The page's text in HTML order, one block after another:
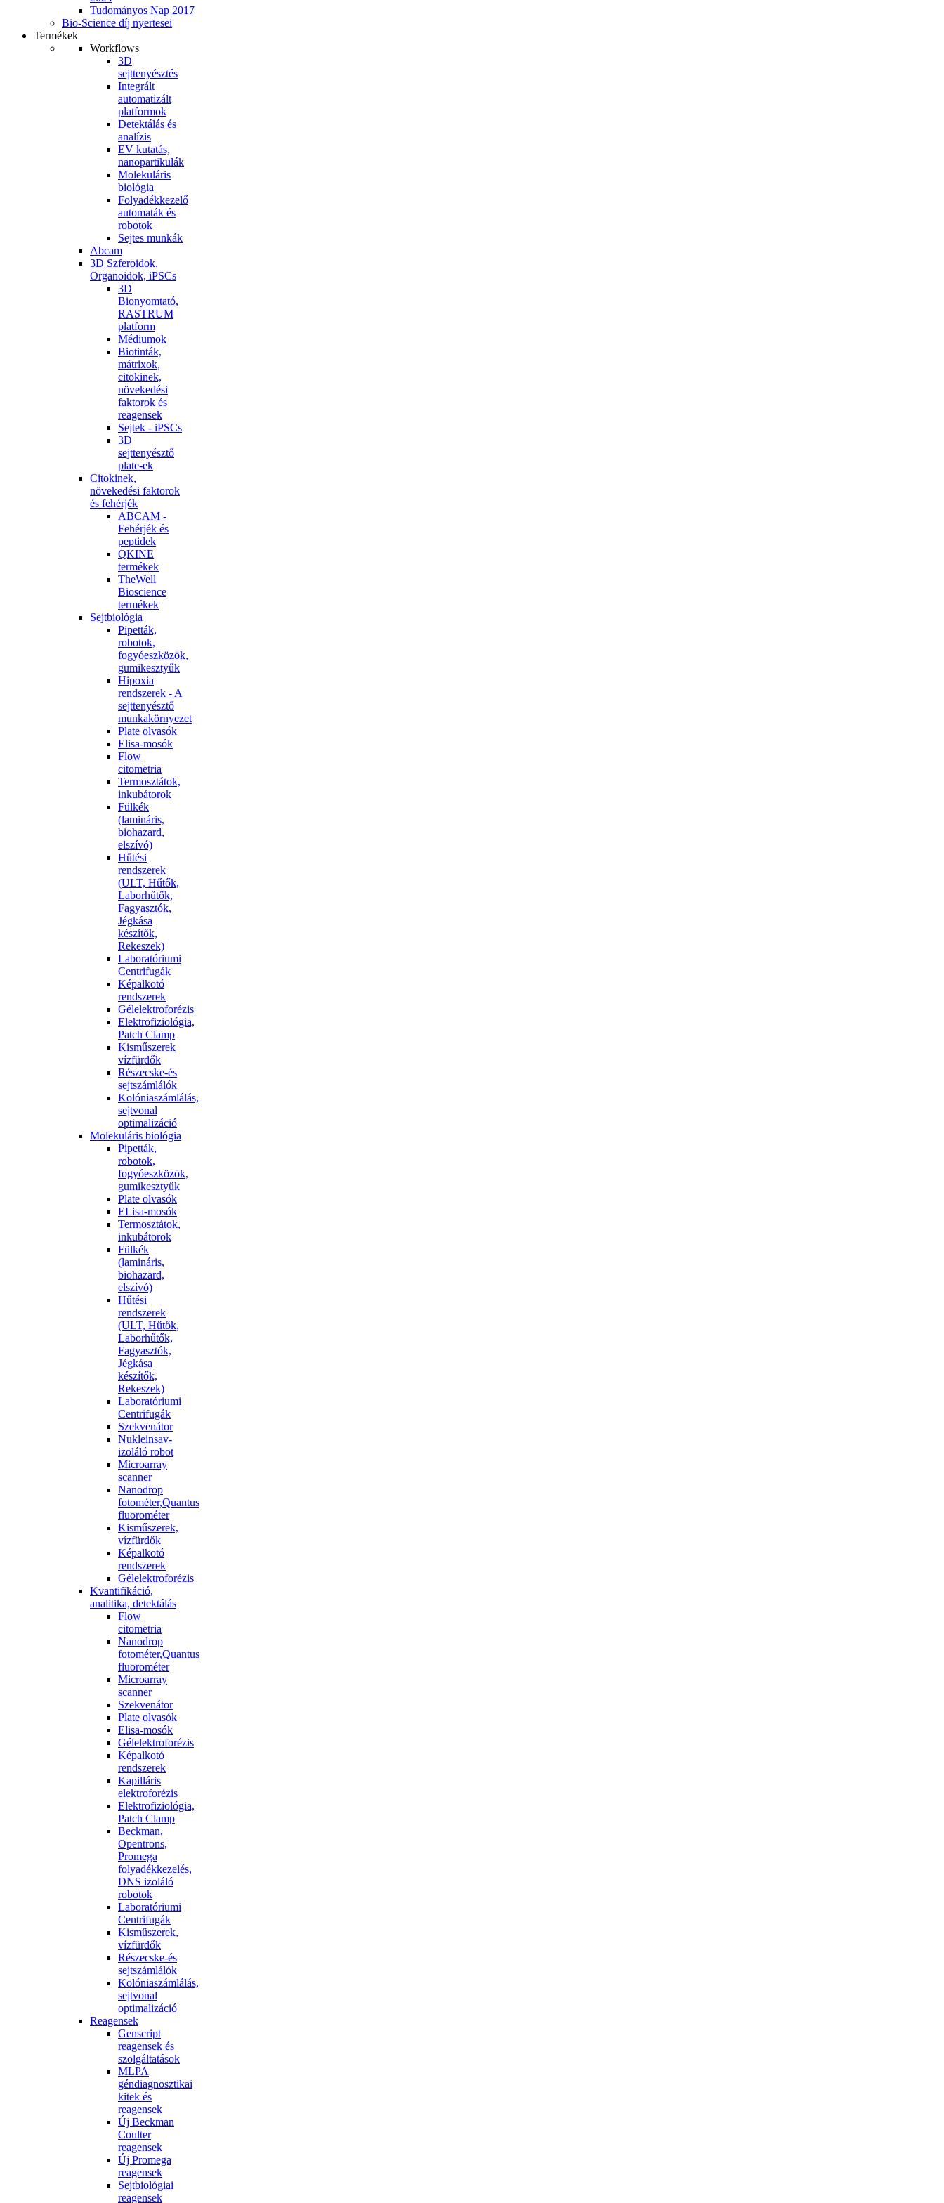
Tudományos Nap 2017
Bio-Science díj nyertesei
Termékek
Workflows
3D
sejttenyésztés
Integrált
automatizált
platformok
Detektálás és
analízis
EV kutatás,
nanopartikulák
Molekuláris
biológia
Folyadékkezelő
automaták és
robotok
Sejtes munkák
Abcam
3D Szferoidok,
Organoidok, iPSCs
3D
Bionyomtató,
RASTRUM
platform
Médiumok
Biotinták,
mátrixok,
citokinek,
növekedési
faktorok és
reagensek
Sejtek - iPSCs
3D
sejttenyésztő
plate-ek
Citokinek,
növekedési faktorok
és fehérjék
ABCAM -
Fehérjék és
peptidek
QKINE
termékek
TheWell
Bioscience
termékek
Sejtbiológia
Pipetták,
robotok,
fogyóeszközök,
gumikesztyűk
Hipoxia
rendszerek - A
sejttenyésztő
munkakörnyezet
Plate olvasók
Elisa-mosók
Flow
citometria
Termosztátok,
inkubátorok
Fülkék
(lamináris,
biohazard,
elszívó)
Hűtési
rendszerek
(ULT, Hűtők,
Laborhűtők,
Fagyasztók,
Jégkása
készítők,
Rekeszek)
Laboratóriumi
Centrifugák
Képalkotó
rendszerek
Gélelektroforézis
Elektrofiziológia,
Patch Clamp
Kisműszerek
vízfürdők
Részecske-és
sejtszámlálók
Kolóniaszámlálás,
sejtvonal
optimalizáció
Molekuláris biológia
Pipetták,
robotok,
fogyóeszközök,
gumikesztyűk
Plate olvasók
ELisa-mosók
Termosztátok,
inkubátorok
Fülkék
(lamináris,
biohazard,
elszívó)
Hűtési
rendszerek
(ULT, Hűtők,
Laborhűtők,
Fagyasztók,
Jégkása
készítők,
Rekeszek)
Laboratóriumi
Centrifugák
Szekvenátor
Nukleinsav-
izoláló robot
Microarray
scanner
Nanodrop
fotométer,Quantus
fluorométer
Kisműszerek,
vízfürdők
Képalkotó
rendszerek
Gélelektroforézis
Kvantifikáció,
analitika, detektálás
Flow
citometria
Nanodrop
fotométer,Quantus
fluorométer
Microarray
scanner
Szekvenátor
Plate olvasók
Elisa-mosók
Gélelektroforézis
Képalkotó
rendszerek
Kapilláris
elektroforézis
Elektrofiziológia,
Patch Clamp
Beckman,
Opentrons,
Promega
folyadékkezelés,
DNS izoláló
robotok
Laboratóriumi
Centrifugák
Kisműszerek,
vízfürdők
Részecske-és
sejtszámlálók
Kolóniaszámlálás,
sejtvonal
optimalizáció
Reagensek
Genscript
reagensek és
szolgáltatások
MLPA
géndiagnosztikai
kitek és
reagensek
Új Beckman
Coulter
reagensek
Új Promega
reagensek
Sejtbiológiai
reagensek